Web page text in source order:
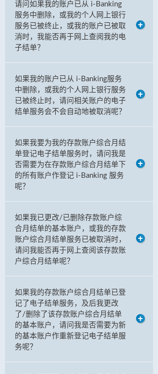
请问如果我的账户已从 i-Banking
服务中删除，或我的个人网上银行
服务已被终止，或我的账户已被取
消时，我能否再于网上查阅我的电
子结单？
如果我的账户已从 i-Banking服务
中删除，或我的个人网上银行服务
已被终止时，请问相关账户的电子
结单服务会不会自动地被取消呢？
如果我要为我的存款账户综合月结
单登记电子结单服务时，请问我是
否需要为在存款账户综合月结单下
的所有账户作登记 i-Banking 服务
呢？
如果我已更改/已删除存款账户综
合月结单的基本账户，或我的存款
账户综合月结单服务已被取消时，
请问我能否再于网上查阅该存款账
户综合月结单呢？
如果我的存款账户综合月结单已登
记了电子结单服务，及后我更改
了/删除了该存款账户综合月结单
的基本账户，请问我是否需要为新
的基本账户作重新登记电子结单服
务呢？